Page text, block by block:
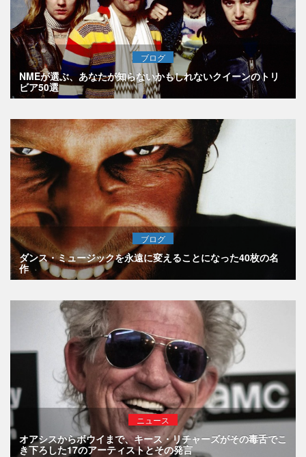
ブログ
NMEが選ぶ、あなたが知らないかもしれないクイーンのトリ
ビア50選
ブログ
ダンス・ミュージックを永遠に変えることになった40枚の名
作
ニュース
オアシスからボウイまで、キース・リチャーズがその毒舌でこ
き下ろした17のアーティストとその発言